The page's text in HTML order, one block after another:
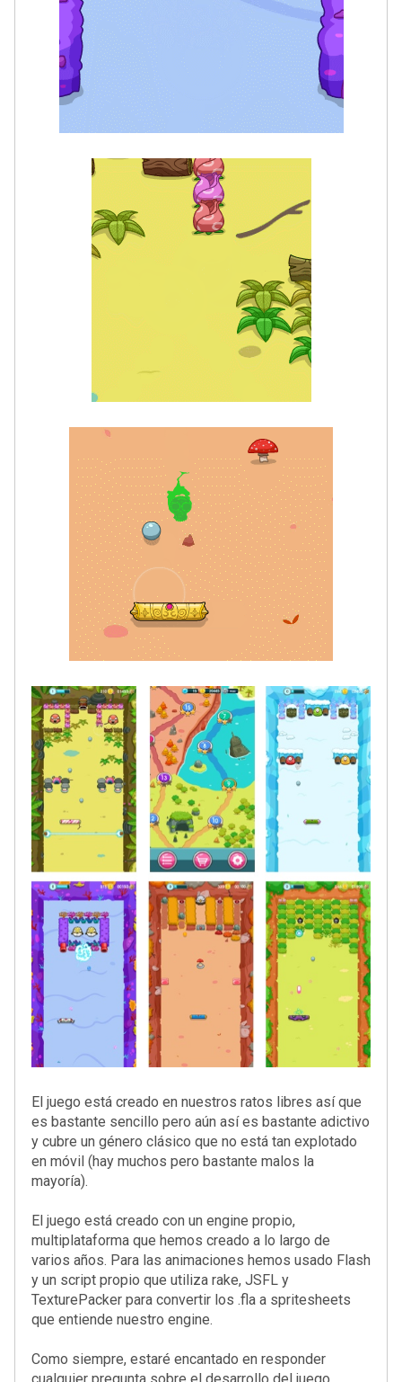
El juego está creado en nuestros ratos libres así que
es bastante sencillo pero aún así es bastante adictivo
y cubre un género clásico que no está tan explotado
en móvil (hay muchos pero bastante malos la
mayoría).
El juego está creado con un engine propio,
multiplataforma que hemos creado a lo largo de
varios años. Para las animaciones hemos usado Flash
y un script propio que utiliza rake, JSFL y
TexturePacker para convertir los .fla a spritesheets
que entiende nuestro engine.
Como siempre, estaré encantado en responder